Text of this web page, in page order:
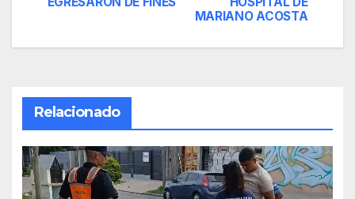
de
entradas
MARIANO ACOSTA
Relacionado